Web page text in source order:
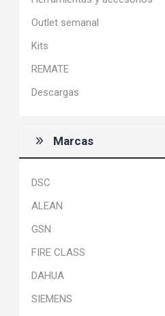
Outlet semanal
Kits
REMATE
Descargas
Marcas
DSC
ALEAN
GSN
FIRE CLASS
DAHUA
SIEMENS